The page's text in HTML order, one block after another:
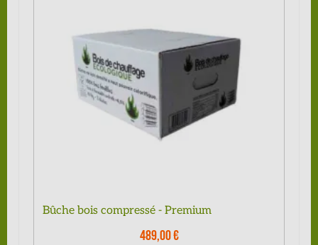
Bûche bois compressé - Premium
489,00 €